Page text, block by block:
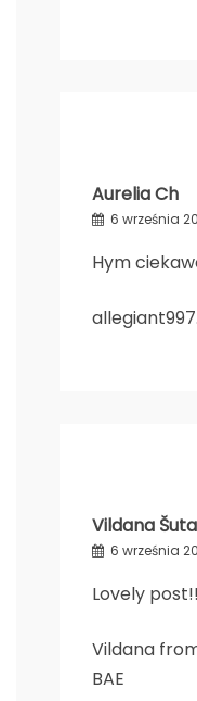
Aurelia Ch
6 września
Hym
Vildana Šuta
6 września
Lovely
Vildana
BAE